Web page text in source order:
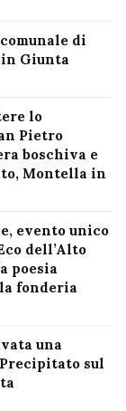
di
Giunta
lo
Pietro
boschiva e
Montella in
evento unico
dell’Alto
poesia
fonderia
una
Precipitato sul